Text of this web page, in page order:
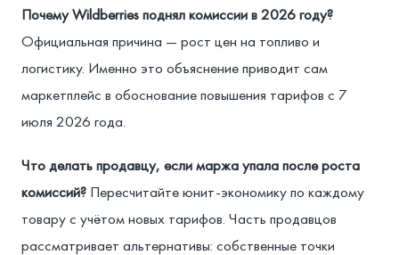
Почему Wildberries поднял комиссии в 2026 году?
Официальная причина — рост цен на топливо и
логистику. Именно это объяснение приводит сам
маркетплейс в обоснование повышения тарифов с 7
июля 2026 года.
Что делать продавцу, если маржа упала после роста
комиссий? Пересчитайте юнит-экономику по каждому
товару с учётом новых тарифов. Часть продавцов
рассматривает альтернативы: собственные точки